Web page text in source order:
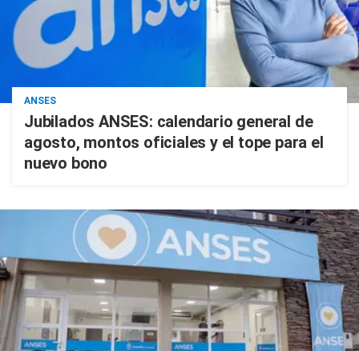
ANSES
Jubilados ANSES: calendario general de
agosto, montos oficiales y el tope para el
nuevo bono